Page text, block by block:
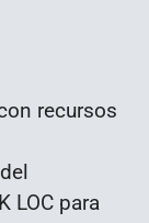
recursos
LOC para